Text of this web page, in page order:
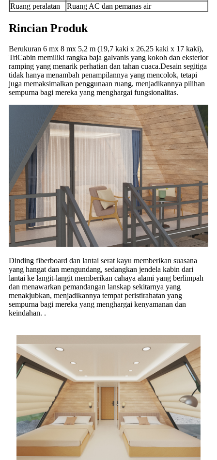
Ruang peralatan
Ruang AC dan pemanas air
Rincian Produk
Berukuran 6 mx 8 mx 5,2 m (19,7 kaki x 26,25 kaki x 17 kaki),
TriCabin memiliki rangka baja galvanis yang kokoh dan eksterior
ramping yang menarik perhatian dan tahan cuaca.Desain segitiga
tidak hanya menambah penampilannya yang mencolok, tetapi
juga memaksimalkan penggunaan ruang, menjadikannya pilihan
sempurna bagi mereka yang menghargai fungsionalitas.
Dinding fiberboard dan lantai serat kayu memberikan suasana
yang hangat dan mengundang, sedangkan jendela kabin dari
lantai ke langit-langit memberikan cahaya alami yang berlimpah
dan menawarkan pemandangan lanskap sekitarnya yang
menakjubkan, menjadikannya tempat peristirahatan yang
sempurna bagi mereka yang menghargai kenyamanan dan
keindahan. .